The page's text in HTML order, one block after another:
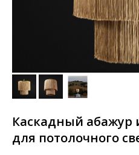
Каскадный абажур
для потолочного